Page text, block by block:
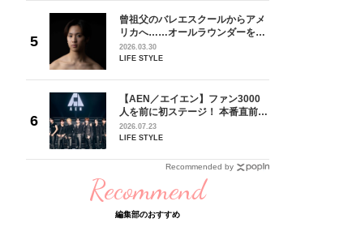
の
か
曾祖父のバレエスクールからアメ
リカへ……オールラウンダーを目
指すダンサーは踊ることが好きす
ぎる【王子様の推しドコロ】
2026.03.30
LIFE STYLE
【AEN／エイエン】ファン3000
人を前に初ステージ！ 本番直前の
独占インタビューで語った思いか
らの、ショーケース完全レポー
2026.07.23
LIFE STYLE
Recommended by
Recommend
編集部のおすすめ